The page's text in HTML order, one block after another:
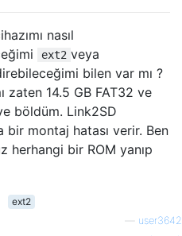
nasıl
ext2 veya
bilen var mı ?
zaten 14.5 GB FAT32 ve
böldüm. Link2SD
bir montaj hatası verir. Ben
herhangi bir ROM yanıp
ext2
user3642